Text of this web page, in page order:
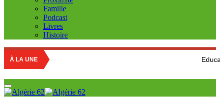
Famille
Podcast
Livres
Histoire
À LA UNE Education nationale